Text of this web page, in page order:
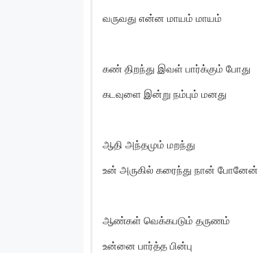
வருவது என்ன மாயம் மாயம்
கண் திறந்து இவள் பார்க்கும் போது
கடவுளை இன்று நம்பும் மனது
ஆதி அந்தமும் மறந்து
உன் அருகில் கரைந்து நான் போனேன்
ஆண்கள் வெக்கபடும் தருணம்
உன்னை பார்த்த பின்பு